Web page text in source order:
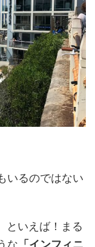
いるのではない
といえば！まる
な 「インフィニ